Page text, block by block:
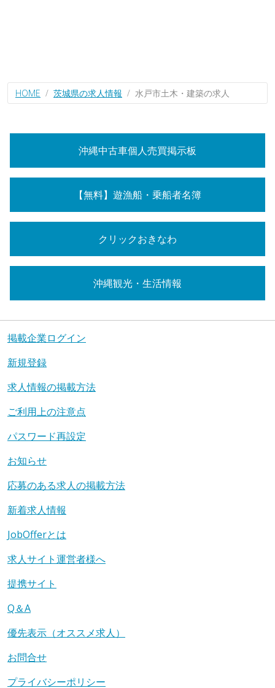
HOME 茨城県の求人情報 水戸市土木・建築の求人
沖縄中古車個人売買掲示板
【無料】遊漁船・乗船者名簿
クリックおきなわ
沖縄観光・生活情報
掲載企業ログイン
新規登録
求人情報の掲載方法
ご利用上の注意点
パスワード再設定
お知らせ
応募のある求人の掲載方法
新着求人情報
JobOfferとは
求人サイト運営者様へ
提携サイト
Q＆A
優先表示（オススメ求人）
お問合せ
プライバシーポリシー